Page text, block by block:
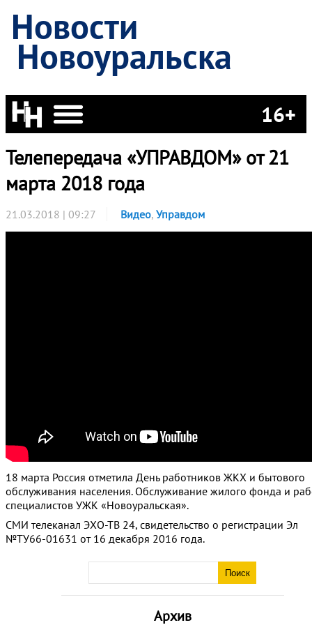
Новости
Новоуральска
16+
Архив
Телепередача «УПРАВДОМ» от 21
марта 2018 года
21.03.2018 | 09:27 Видео, Управдом
18 марта Россия отметила День работников ЖКХ и бытового
обслуживания населения. Обслуживание жилого фонда и
специалистов УЖК «Новоуральская».
СМИ телеканал ЭХО-ТВ 24, свидетельство о регистрации Эл
№ТУ66-01631 от 16 декабря 2016 года.